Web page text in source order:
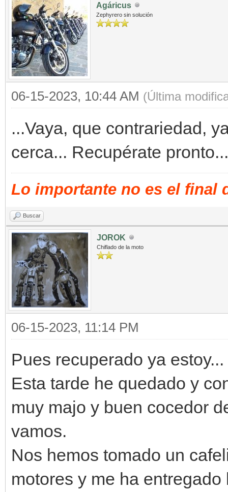
Agáricus
Zephyrero sin solución
06-15-2023, 10:44 AM (Última
...Vaya, que contrariedad,
cerca... Recupérate pronto...
Lo importante no es el final
Buscar
JOROK
Chiflado de la moto
06-15-2023, 11:14 PM
Pues recuperado ya estoy...
Esta tarde he quedado y
muy majo y buen cocedor
vamos.
Nos hemos tomado un
motores y me ha